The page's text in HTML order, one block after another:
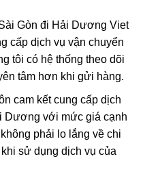
Gòn đi Hải Dương Viet
cấp dịch vụ vận chuyển
tôi có hệ thống theo dõi
tâm hơn khi gửi hàng.
cam kết cung cấp dịch
Dương với mức giá cạnh
phải lo lắng về chi
sử dụng dịch vụ của